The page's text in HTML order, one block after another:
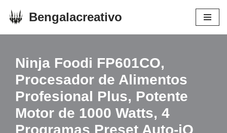
Bengalacreativo
Ninja Foodi FP601CO,
Procesador de Alimentos
Profesional Plus, Potente
Motor de 1000 Watts, 4
Programas Preset Auto-iQ